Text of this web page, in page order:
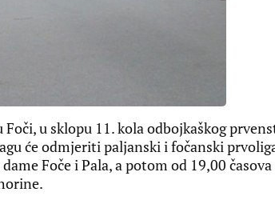
u sklopu 11. kola odbojkaškog
će odmjeriti paljanski i fočanski
Foče i Pala, a potom od 19,00 časova